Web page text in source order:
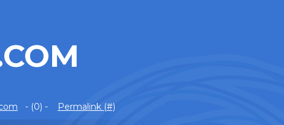
- (0) - Permalink (#)